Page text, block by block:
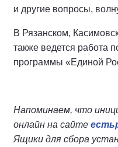
и другие вопросы,
В Рязанском,
также ведется работа
программы «Единой
Напоминаем, что
онлайн на сайте
Ящики для сбора